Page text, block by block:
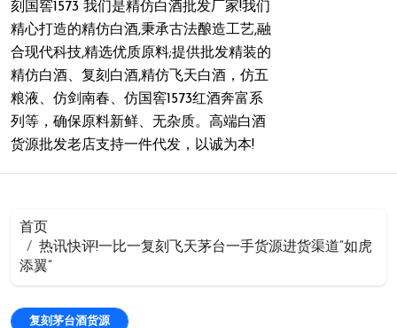
刻国窖1573 我们是精仿白酒批发厂家!我们
精心打造的精仿白酒,秉承古法酿造工艺,融
合现代科技,精选优质原料;提供批发精装的
精仿白酒、复刻白酒,精仿飞天白酒，仿五
粮液、仿剑南春、仿国窖1573红酒奔富系
列等，确保原料新鲜、无杂质。高端白酒
货源批发老店支持一件代发，以诚为本!
首页
热讯快评!一比一复刻飞天茅台一手货源进货渠道“如虎
添翼”
复刻茅台酒货源